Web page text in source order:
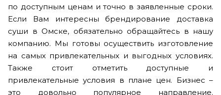
по доступным ценам и точно в заявленные сроки.
Если Вам интересны брендирование доставка
суши в Омске, обязательно обращайтесь в нашу
компанию. Мы готовы осуществить изготовление
на самых привлекательных и выгодных условиях.
Также стоит отметить доступные и
привлекательные условия в плане цен. Бизнес –
это довольно популярное направление.